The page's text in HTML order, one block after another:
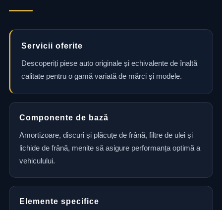
Servicii oferite
Descoperiți piese auto originale și echivalente de înaltă
calitate pentru o gamă variată de mărci și modele.
Componente de bază
Amortizoare, discuri și plăcuțe de frână, filtre de ulei și
lichide de frână, menite să asigure performanța optimă a
vehiculului.
Elemente specifice